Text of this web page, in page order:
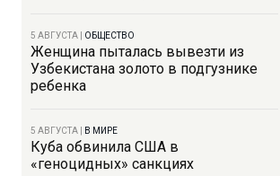
5 АВГУСТА ОБЩЕСТВО
Женщина пыталась вывезти из
Узбекистана золото в подгузнике
ребенка
5 АВГУСТА В МИРЕ
Куба обвинила США в
«геноцидных» санкциях